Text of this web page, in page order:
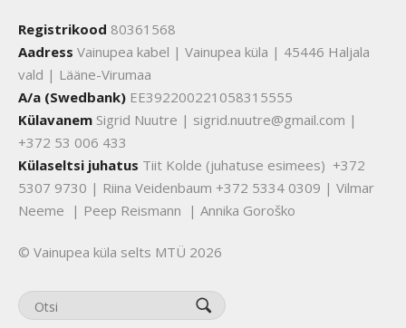
Registrikood 80361568
Aadress Vainupea kabel | Vainupea küla | 45446 Haljala
vald | Lääne-Virumaa
A/a (Swedbank) EE392200221058315555
Külavanem Sigrid Nuutre | sigrid.nuutre@gmail.com |
+372 53 006 433
Külaseltsi juhatus Tiit Kolde (juhatuse esimees) +372
5307 9730 | Riina Veidenbaum +372 5334 0309 | Vilmar
Neeme | Peep Reismann | Annika Goroško
© Vainupea küla selts MTÜ 2026